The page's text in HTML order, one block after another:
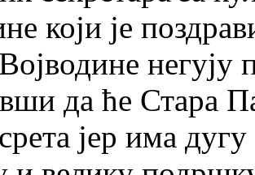
који је
негују
да ће Стара
јер има